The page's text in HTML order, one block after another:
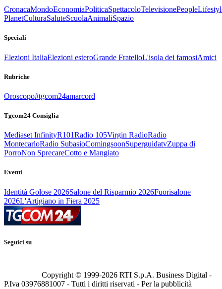
CronacaMondoEconomiaPoliticaSpettacoloTelevisionePeople
PlanetCulturaSaluteScuolaAnimaliSpazio
Speciali
Elezioni ItaliaElezioni esteroGrande FratelloL'isola dei famosiAmici
Rubriche
Oroscopo#tgcom24amarcord
Tgcom24 Consiglia
Mediaset InfinityR101Radio 105Virgin RadioRadio
MontecarloRadio SubasioComingsoonSuperguidatvZuppa di
PorroNon SprecareCotto e Mangiato
Eventi
Identità Golose 2026Salone del Risparmio 2026Fuorisalone
2026L'Artigiano in Fiera 2025
Seguici su
Copyright © 1999-2026 RTI S.p.A. Business Digital -
P.Iva 03976881007 - Tutti i diritti riservati - Per la pubblicità